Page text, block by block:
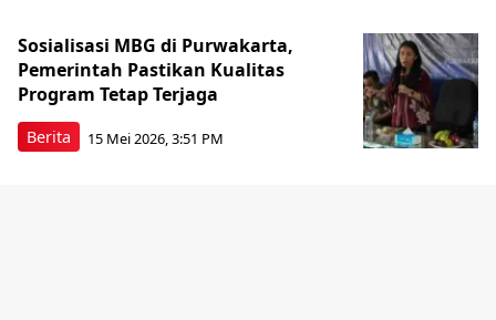
Berita
Sosialisasi MBG di Purwakarta,
Pemerintah Pastikan Kualitas
Program Tetap Terjaga
15 Mei 2026, 3:51 PM